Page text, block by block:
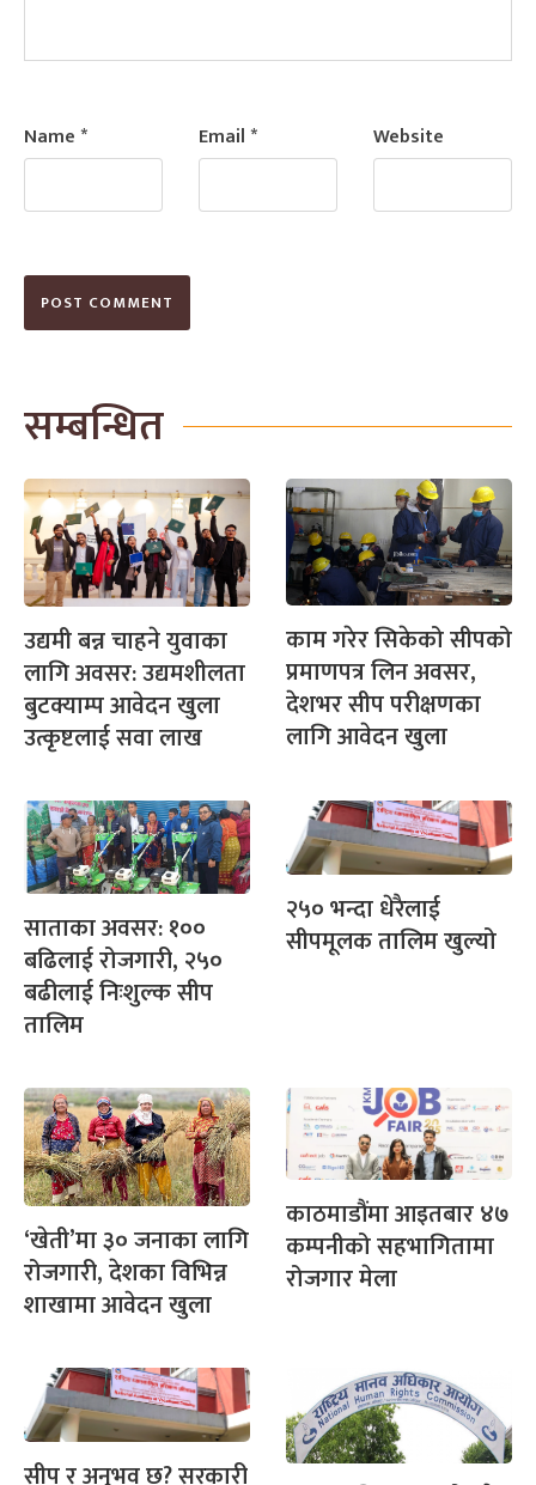
Name* Email* Website
सम्बन्धित
उद्यमी बन्न चाहने युवाका
लागि अवसर: उद्यमशीलता
बुटक्याम्प आवेदन खुला
उत्कृष्टलाई सवा लाख
काम गरेर सिकेको सीपको
प्रमाणपत्र लिन अवसर,
देशभर सीप परीक्षणका
लागि आवेदन खुला
साताका अवसर: १००
बढिलाई रोजगारी, २५०
बढीलाई निःशुल्क सीप
तालिम
२५० भन्दा धेरैलाई
सीपमूलक तालिम खुल्यो
‘खेती’मा ३० जनाका लागि
रोजगारी, देशका विभिन्न
शाखामा आवेदन खुला
काठमाडौंमा आइतबार ४७
कम्पनीको सहभागितामा
रोजगार मेला
सीप र अनुभव छ? सरकारी